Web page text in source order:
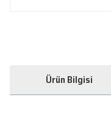
Ürün Bilgisi